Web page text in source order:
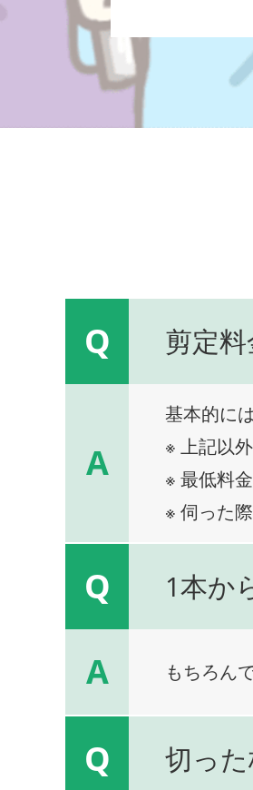
Q 剪定
A
基本的に
※ 上記以
※ 最低料
※ 伺った
Q 1本か
A もちろん
Q 切っ